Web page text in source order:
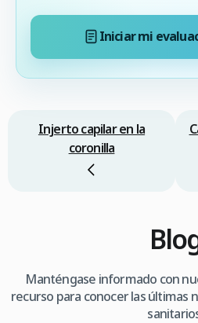
Iniciar mi
Injerto capilar en la
coronilla
Manténgase informado con
recurso para conocer las últimas